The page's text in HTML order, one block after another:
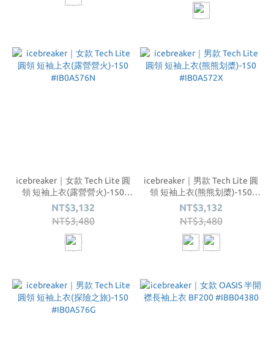
icebreaker｜女款 Tech Lite 圓
領 短袖上衣(露營營火)-150
#IB0A576N
NT$3,132
NT$3,480
icebreaker｜男款 Tech Lite 圓
領 短袖上衣(熊熊划槳)-150
#IB0A572X
NT$3,132
NT$3,480